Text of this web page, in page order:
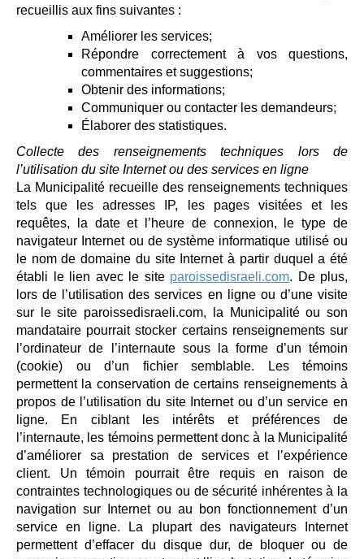
recueillis aux fins suivantes :
Améliorer les services;
Répondre correctement à vos questions,
commentaires et suggestions;
Obtenir des informations;
Communiquer ou contacter les demandeurs;
Élaborer des statistiques.
Collecte des renseignements techniques lors de
l’utilisation du site Internet ou des services en ligne
La Municipalité recueille des renseignements techniques
tels que les adresses IP, les pages visitées et les
requêtes, la date et l’heure de connexion, le type de
navigateur Internet ou de système informatique utilisé ou
le nom de domaine du site Internet à partir duquel a été
établi le lien avec le site paroissedisraeli.com. De plus,
lors de l’utilisation des services en ligne ou d’une visite
sur le site paroissedisraeli.com, la Municipalité ou son
mandataire pourrait stocker certains renseignements sur
l’ordinateur de l’internaute sous la forme d’un témoin
(cookie) ou d’un fichier semblable. Les témoins
permettent la conservation de certains renseignements à
propos de l’utilisation du site Internet ou d’un service en
ligne. En ciblant les intérêts et préférences de
l’internaute, les témoins permettent donc à la Municipalité
d’améliorer sa prestation de services et l’expérience
client. Un témoin pourrait être requis en raison de
contraintes technologiques ou de sécurité inhérentes à la
navigation sur Internet ou au bon fonctionnement d’un
service en ligne. La plupart des navigateurs Internet
permettent d’effacer du disque dur, de bloquer ou de